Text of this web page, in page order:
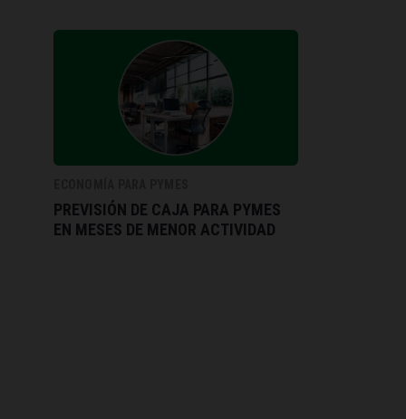
PREVISIÓN DE CAJA PARA PYMES
EN MESES DE MENOR ACTIVIDAD